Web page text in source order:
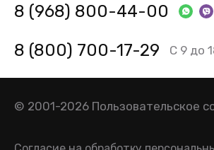
8 (968) 800-44-00
8 (800) 700-17-29
С 9 до
© 2001-2026 Пользовательское